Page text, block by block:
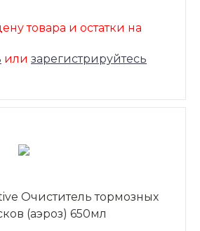
товара и остатки на
или зарегистрируйтесь
Очиститель тормозных
(аэроз) 650мл